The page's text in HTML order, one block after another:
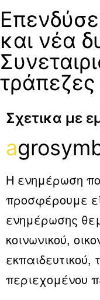
και νέα
τράπεζες
Σχετικα με
a
Η ενημέρωση
προσφέρουμε
ενημέρωσης
κοινωνικού,
εκπαιδευτικού,
περιεχομένου